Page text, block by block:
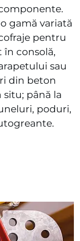
gamă variată
pentru
în consolă,
sau
din beton
până la
poduri,